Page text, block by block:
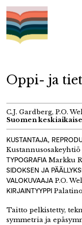
Hyppää
sisältöön
Oppi- ja
C.J. Gardberg, P.O.
Suomen
KUSTANTAJA,
Kustannusosakeyhtiö
TYPOGRAFIA Markku
SIDOKSEN JA
VALOKUVAAJA P.O.
KIRJAINTYYPPI
Taitto pelkistetty,
symmetria ja